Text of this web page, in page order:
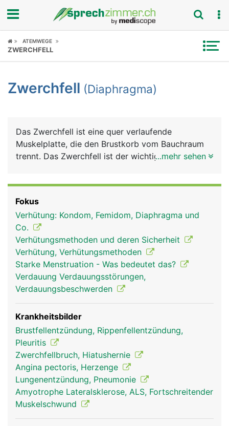
Fokus
Symptome
News
Rubriken
ATEMWEGE
ZWERCHFELL
Zwerchfell (Diaphragma)
Das Zwerchfell ist eine quer verlaufende
Muskelplatte, die den Brustkorb vom Bauchraum
trennt. Das Zwerchfell ist der wichtigste
unten und unterstützt damit die Lunge beim Ein-
und Ausatmen. Man nennt diese Atmung auch
Zwerchfellatmung oder Bauchatmung. Unterstützt
wird das Zwerchfell durch die Muskeln des
Brustkorbes und des Schultergürtels. Sie werden
als Atemhilfsmuskulatur bezeichnet und kommen
vor allem bei Anstrengung zum Einsatz, bei der
sich der gesamte Brustkorb hebt und senkt. Bei
dieser sogenannten Brustatmung wird die Lunge
beim Einatmen zu allen Seiten auseinander
gezogen. Brust- und Bauchatmung arbeiten immer
zusammen, in Ruhe überwiegt jedoch die Bauch-,
bei Anstrengung die Brustatmung.
...mehr sehen
Fokus
Verhütung: Kondom, Femidom, Diaphragma und
Co.
Verhütungsmethoden und deren Sicherheit
Verhütung, Verhütungsmethoden
Starke Menstruation - Was bedeutet das?
Verdauung Verdauungsstörungen,
Verdauungsbeschwerden
Krankheitsbilder
Brustfellentzündung, Rippenfellentzündung,
Pleuritis
Zwerchfellbruch, Hiatushernie
Angina pectoris, Herzenge
Lungenentzündung, Pneumonie
Amyotrophe Lateralsklerose, ALS, Fortschreitender
Muskelschwund